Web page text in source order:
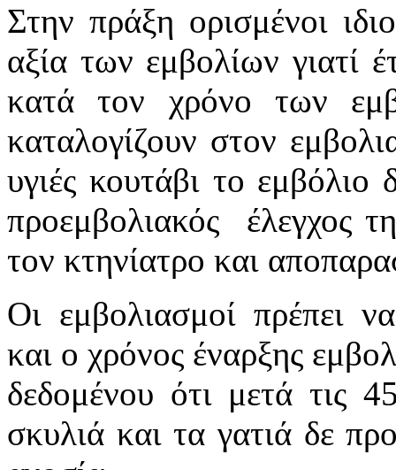
Στην πράξη ορισμένοι
αξία των εμβολίων γιατί
κατά τον χρόνο των
καταλογίζουν στον
υγιές κουτάβι το εμβόλιο
προεμβολιακός έλεγχος
τον κτηνίατρο και
Οι εμβολιασμοί πρέπει
και ο χρόνος έναρξης
δεδομένου ότι μετά τις
σκυλιά και τα γατιά δε